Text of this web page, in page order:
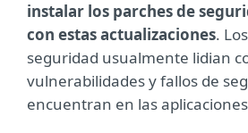
instalar los parches de
con estas actualizaciones.
seguridad usualmente lidian
vulnerabilidades y fallos de
encuentran en las